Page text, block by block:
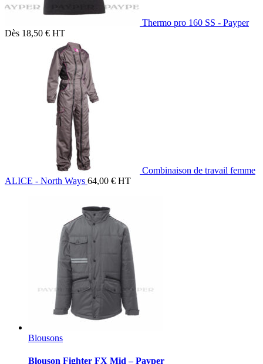
Thermo pro 160 SS - Payper
Dès 18,50 € HT
Combinaison de travail femme
ALICE - North Ways 64,00 € HT
Blousons
Blouson Fighter FX Mid – Payper